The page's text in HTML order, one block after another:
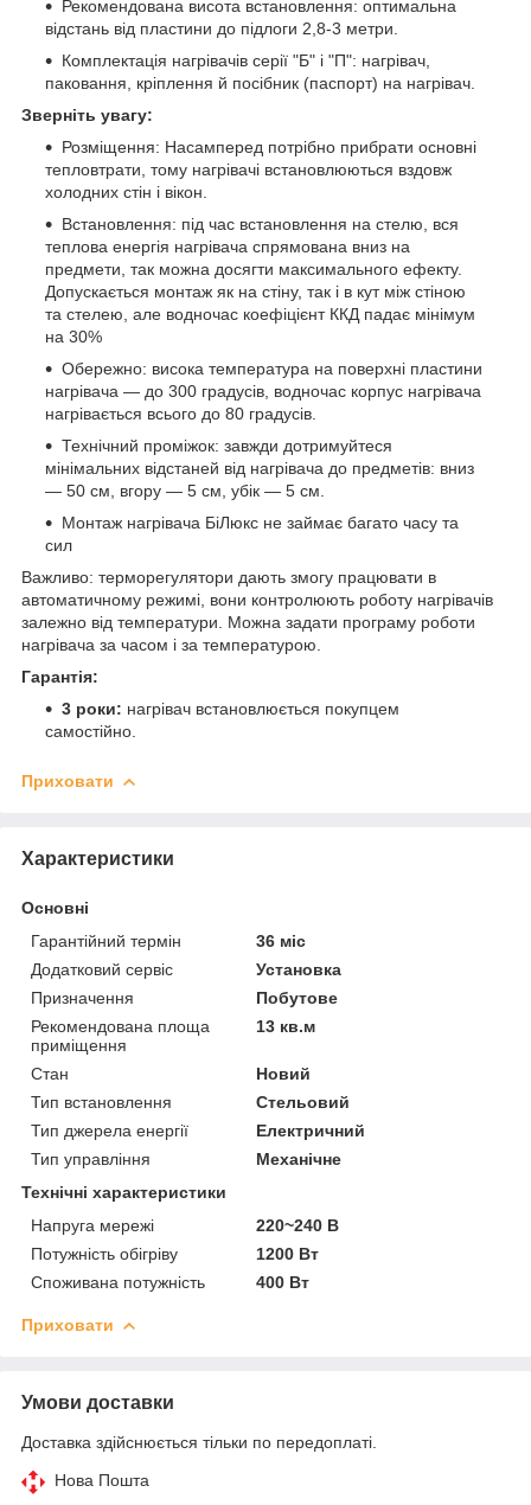
Рекомендована висота встановлення: оптимальна
відстань від пластини до підлоги 2,8-3 метри.
Комплектація нагрівачів серії "Б" і "П": нагрівач,
паковання, кріплення й посібник (паспорт) на нагрівач.
Зверніть увагу:
Розміщення: Насамперед потрібно прибрати основні
тепловтрати, тому нагрівачі встановлюються вздовж
холодних стін і вікон.
Встановлення: під час встановлення на стелю, вся
теплова енергія нагрівача спрямована вниз на
предмети, так можна досягти максимального ефекту.
Допускається монтаж як на стіну, так і в кут між стіною
та стелею, але водночас коефіцієнт ККД падає мінімум
на 30%
Обережно: висока температура на поверхні пластини
нагрівача — до 300 градусів, водночас корпус нагрівача
нагрівається всього до 80 градусів.
Технічний проміжок: завжди дотримуйтеся
мінімальних відстаней від нагрівача до предметів: вниз
— 50 см, вгору — 5 см, убік — 5 см.
Монтаж нагрівача БіЛюкс не займає багато часу та
сил
Важливо: терморегулятори дають змогу працювати в
автоматичному режимі, вони контролюють роботу нагрівачів
залежно від температури. Можна задати програму роботи
нагрівача за часом і за температурою.
Гарантія:
3 роки: нагрівач встановлюється покупцем
самостійно.
Приховати
Характеристики
Основні
Гарантійний термін
36 міс
Додатковий сервіс
Установка
Призначення
Побутове
Рекомендована площа
приміщення
13 кв.м
Стан
Новий
Тип встановлення
Стельовий
Тип джерела енергії
Електричний
Тип управління
Механічне
Технічні характеристики
Напруга мережі
220~240 В
Потужність обігріву
1200 Вт
Споживана потужність
400 Вт
Приховати
Умови доставки
Доставка здійснюється тільки по передоплаті.
Нова Пошта